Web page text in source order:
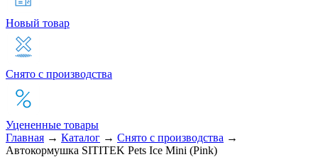
Новый товар
Снято с производства
Уцененные товары
Главная → Каталог → Снято с производства →
Автокормушка SITITEK Pets Ice Mini (Pink)